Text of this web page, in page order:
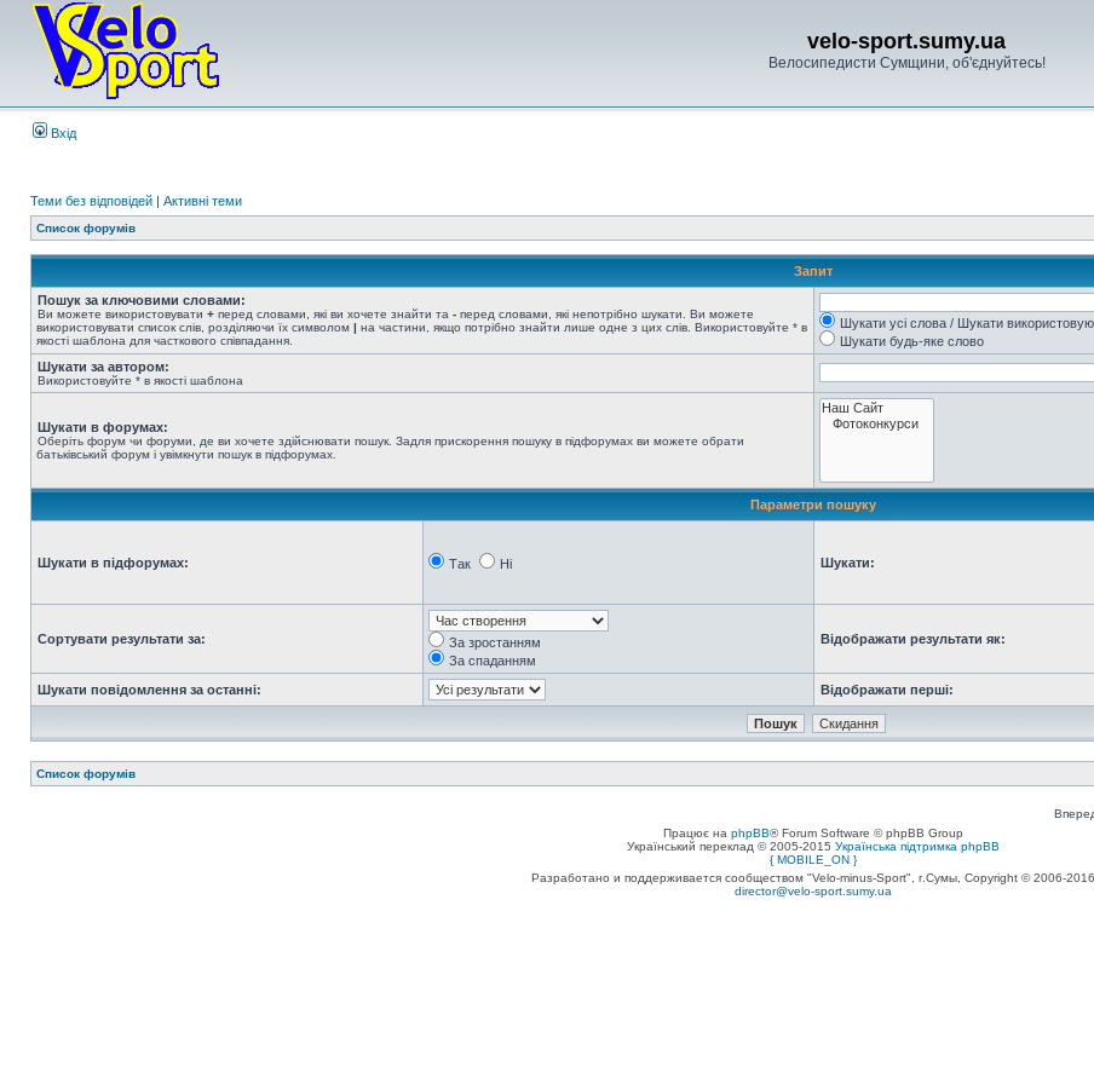
velo-sport.sumy.ua
Велосипедисти Сумщини, об'єднуйтесь!
Вхід
Теми без відповідей | Активні теми
Список форумів
Запит
Пошук за ключовими словами:
Ви можете використовувати + перед словами, які ви хочете знайти та - перед словами, які непотрібно шукати. Ви можете
використовувати список слів, розділяючи їх символом | на частини, якщо потрібно знайти лише одне з цих слів. Використовуйте * в
якості шаблона для часткового співпадання.
Шукати усі слова / Шукати
Шукати будь-яке слово
Шукати за автором:
Використовуйте * в якості шаблона
Шукати в форумах:
Оберіть форум чи форуми, де ви хочете здійснювати пошук. Задля прискорення пошуку в підфорумах ви можете обрати
батьківський форум і увімкнути пошук в підфорумах.
Параметри пошуку
Шукати в підфорумах: Так Ні Шукати:
Сортувати результати за:
За зростанням
За спаданням
Відображати результати як:
Шукати повідомлення за останні: Відображати перші:
Список форумів
Працює на phpBB® Forum Software © phpBB Group
Український переклад © 2005-2015 Українська підтримка phpBB
{ MOBILE_ON }
Разработано и поддерживается сообществом "Velo-minus-Sport", г.Сумы, Copyright © 2006-2016
director@velo-sport.sumy.ua